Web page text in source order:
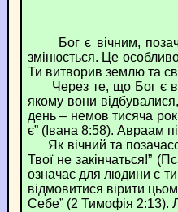
Бог є вічним,
змінюється. Це
Ти витворив землю та
Через те, що Бог є
якому вони
день – немов тисяча
є” (Івана 8:58). Авраам
Як вічний та
Твої не закінчаться!”
означає для людини є
відмовитися вірити
Себе” (2 Тимофія 2:13).